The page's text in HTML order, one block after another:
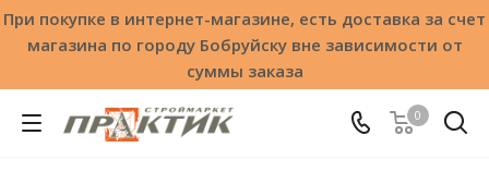
При покупке в интернет-магазине, есть доставка за счет
магазина по городу Бобруйску вне зависимости от
суммы заказа
0